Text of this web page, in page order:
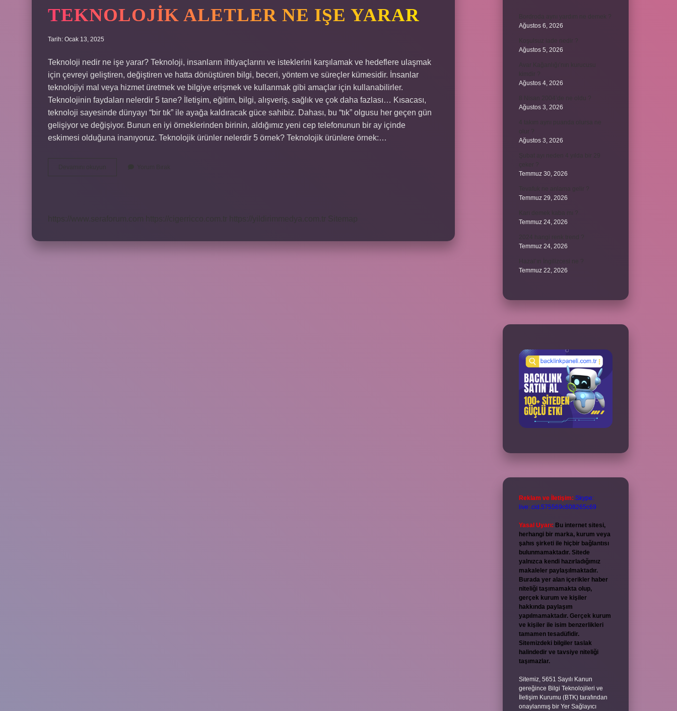
TEKNOLOJIK ALETLER NE IŞE YARAR
Tarih: Ocak 13, 2025
Teknoloji nedir ne işe yarar? Teknoloji, insanların ihtiyaçlarını ve isteklerini karşılamak ve hedeflere ulaşmak
için çevreyi geliştiren, değiştiren ve hatta dönüştüren bilgi, beceri, yöntem ve süreçler kümesidir. İnsanlar
teknolojiyi mal veya hizmet üretmek ve bilgiye erişmek ve kullanmak gibi amaçlar için kullanabilirler.
Teknolojinin faydaları nelerdir 5 tane? İletişim, eğitim, bilgi, alışveriş, sağlık ve çok daha fazlası… Kısacası,
teknoloji sayesinde dünyayı “bir tık” ile ayağa kaldıracak güce sahibiz. Dahası, bu “tık” olgusu her geçen gün
gelişiyor ve değişiyor. Bunun en iyi örneklerinden birinin, aldığımız yeni cep telefonunun bir ay içinde
eskimesi olduğuna inanıyoruz. Teknolojik ürünler nelerdir 5 örnek? Teknolojik ürünlere örnek:…
Ağustos 6, 2026
Ağustos 5, 2026
Ağustos 4, 2026
Ağustos 3, 2026
Ağustos 3, 2026
Temmuz 30, 2026
Temmuz 29, 2026
Temmuz 24, 2026
Temmuz 24, 2026
Temmuz 22, 2026
Reklam ve İletişim: Skype:
live:.cid.575569c608265c69
Yasal Uyarı: Bu internet sitesi,
herhangi bir marka, kurum veya
şahıs şirketi ile hiçbir bağlantısı
bulunmamaktadır. Sitede
yalnızca kendi hazırladığımız
makaleler paylaşılmaktadır.
Burada yer alan içerikler haber
niteliği taşımamakta olup,
gerçek kurum ve kişiler
hakkında paylaşım
yapılmamaktadır. Gerçek kurum
ve kişiler ile isim benzerlikleri
tamamen tesadüfidir.
Sitemizdeki bilgiler taslak
halindedir ve tavsiye niteliği
taşımazlar.
Sitemiz, 5651 Sayılı Kanun
gereğince Bilgi Teknolojileri ve
İletişim Kurumu (BTK) tarafından
onaylanmış bir Yer Sağlayıcı